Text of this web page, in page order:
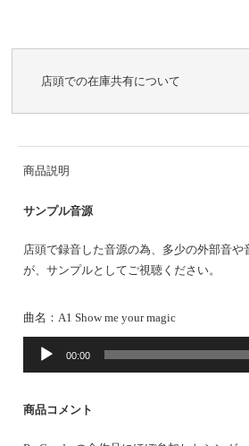
店頭での在庫共有について
商品説明
サンプル音源
店頭で録音した音源の為、多少の外部音や
が、サンプルとしてご視聴ください。
曲名：A1 Show me your magic
音
ー
00:00
商品コメント